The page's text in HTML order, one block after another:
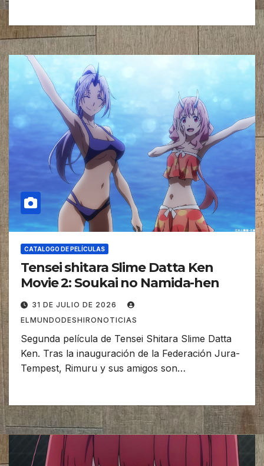
CATALOGO DE PELÍCULAS
Tensei shitara Slime Datta Ken
Movie 2: Soukai no Namida-hen
31 DE JULIO DE 2026
ELMUNDODESHIRONOTICIAS
Segunda película de Tensei Shitara Slime Datta
Ken. Tras la inauguración de la Federación Jura-
Tempest, Rimuru y sus amigos son…